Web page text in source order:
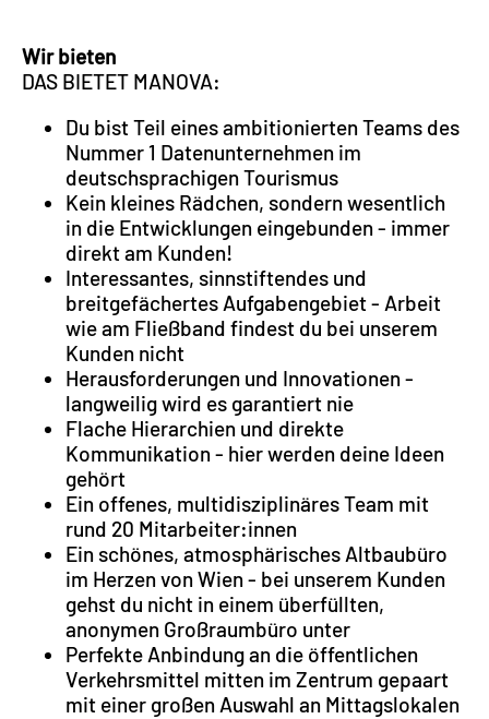
Wir bieten
DAS BIETET MANOVA:
Du bist Teil eines ambitionierten Teams des
Nummer 1 Datenunternehmen im
deutschsprachigen Tourismus
Kein kleines Rädchen, sondern wesentlich
in die Entwicklungen eingebunden - immer
direkt am Kunden!
Interessantes, sinnstiftendes und
breitgefächertes Aufgabengebiet - Arbeit
wie am Fließband findest du bei unserem
Kunden nicht
Herausforderungen und Innovationen -
langweilig wird es garantiert nie
Flache Hierarchien und direkte
Kommunikation - hier werden deine Ideen
gehört
Ein offenes, multidisziplinäres Team mit
rund 20 Mitarbeiter:innen
Ein schönes, atmosphärisches Altbaubüro
im Herzen von Wien - bei unserem Kunden
gehst du nicht in einem überfüllten,
anonymen Großraumbüro unter
Perfekte Anbindung an die öffentlichen
Verkehrsmittel mitten im Zentrum gepaart
mit einer großen Auswahl an Mittagslokalen